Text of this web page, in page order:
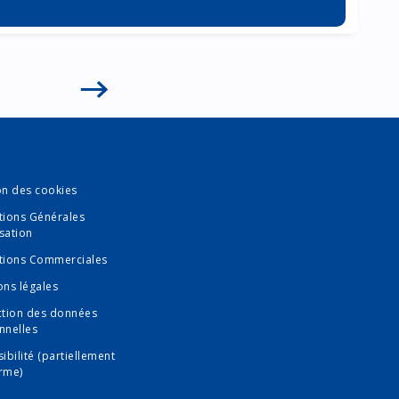
des cookies
Générales
Commerciales
légales
des données
(partiellement